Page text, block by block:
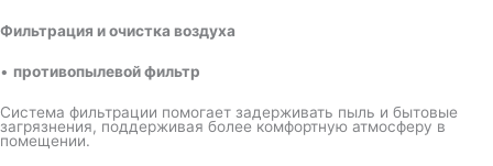
Фильтрация и очистка воздуха
• противопылевой фильтр
Система фильтрации помогает задерживать пыль и бытовые
загрязнения, поддерживая более комфортную атмосферу в
помещении.